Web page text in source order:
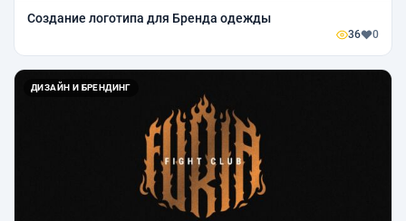
Создание логотипа для Бренда одежды
36 0
ДИЗАЙН И БРЕНДИНГ